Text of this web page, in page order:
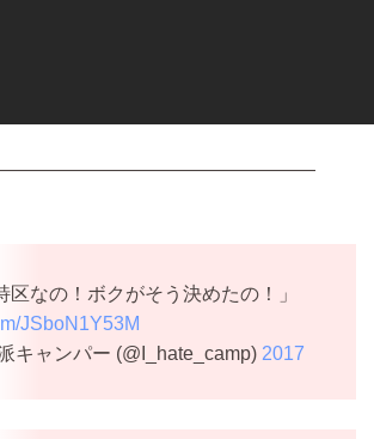
区なの！ボクがそう決めたの！」
JSboN1Y53M
キャンパー (@I_hate_camp) 2017